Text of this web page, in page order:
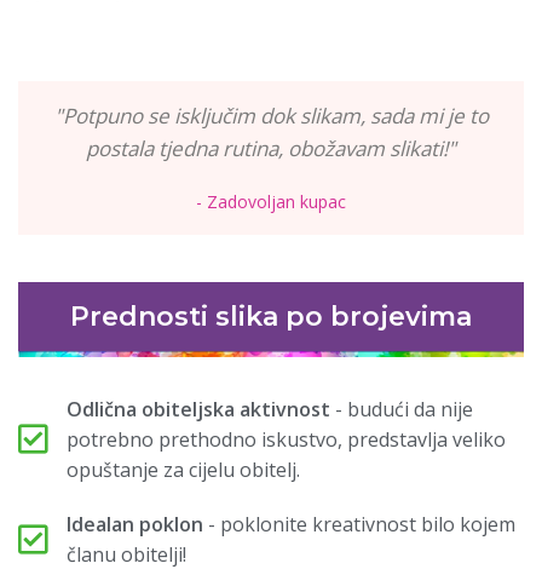
"Potpuno se isključim dok slikam, sada mi je to
postala tjedna rutina, obožavam slikati!"
- Zadovoljan kupac
Prednosti slika po brojevima
Odlična obiteljska aktivnost - budući da nije
potrebno prethodno iskustvo, predstavlja veliko
opuštanje za cijelu obitelj.
Idealan poklon - poklonite kreativnost bilo kojem
članu obitelji!